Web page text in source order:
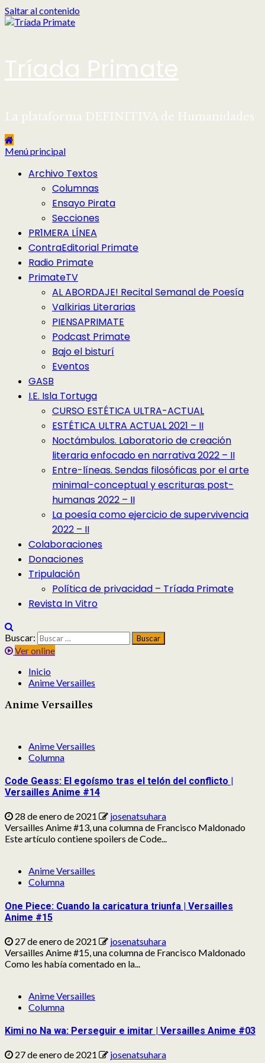
Saltar al contenido
Tríada Primate
La plataforma DEFINITIVA de Humanidades
Menú principal
Archivo Textos
Columnas
Ensayo Pirata
Secciones
PR1MERA LÍNEA
ContraEditorial Primate
Radio Primate
PrimateTV
AL ABORDAJE! Recital Semanal de Poesía
Valkirias Literarias
PIENSAPRIMATE
Podcast Primate
Bajo el bisturí
Eventos
GASB
I.E. Isla Tortuga
CURSO ESTÉTICA ULTRA-ACTUAL
ESTÉTICA ULTRA ACTUAL 2021 – II
Noctámbulos. Laboratorio de creación
literaria enfocado en narrativa 2022 – II
Entre-líneas. Sendas filosóficas por el arte
minimal-conceptual y escrituras post-
humanas 2022 – II
La poesía como ejercicio de supervivencia
2022 – II
Colaboraciones
Donaciones
Tripulación
Política de privacidad – Tríada Primate
Revista In Vitro
Buscar:
Ver online
Inicio
Anime Versailles
Anime Versailles
Anime Versailles
Columna
Code Geass: El egoísmo tras el telón del conflicto |
Versailles Anime #14
28 de enero de 2021
josenatsuhara
Versailles Anime #13, una columna de Francisco Maldonado
Este artículo contiene spoilers de Code...
Anime Versailles
Columna
One Piece: Cuando la caricatura triunfa | Versailles
Anime #15
27 de enero de 2021
josenatsuhara
Versailles Anime #15, una columna de Francisco Maldonado
Como les había comentado en la...
Anime Versailles
Columna
Kimi no Na wa: Perseguir e imitar | Versailles Anime #03
27 de enero de 2021
josenatsuhara